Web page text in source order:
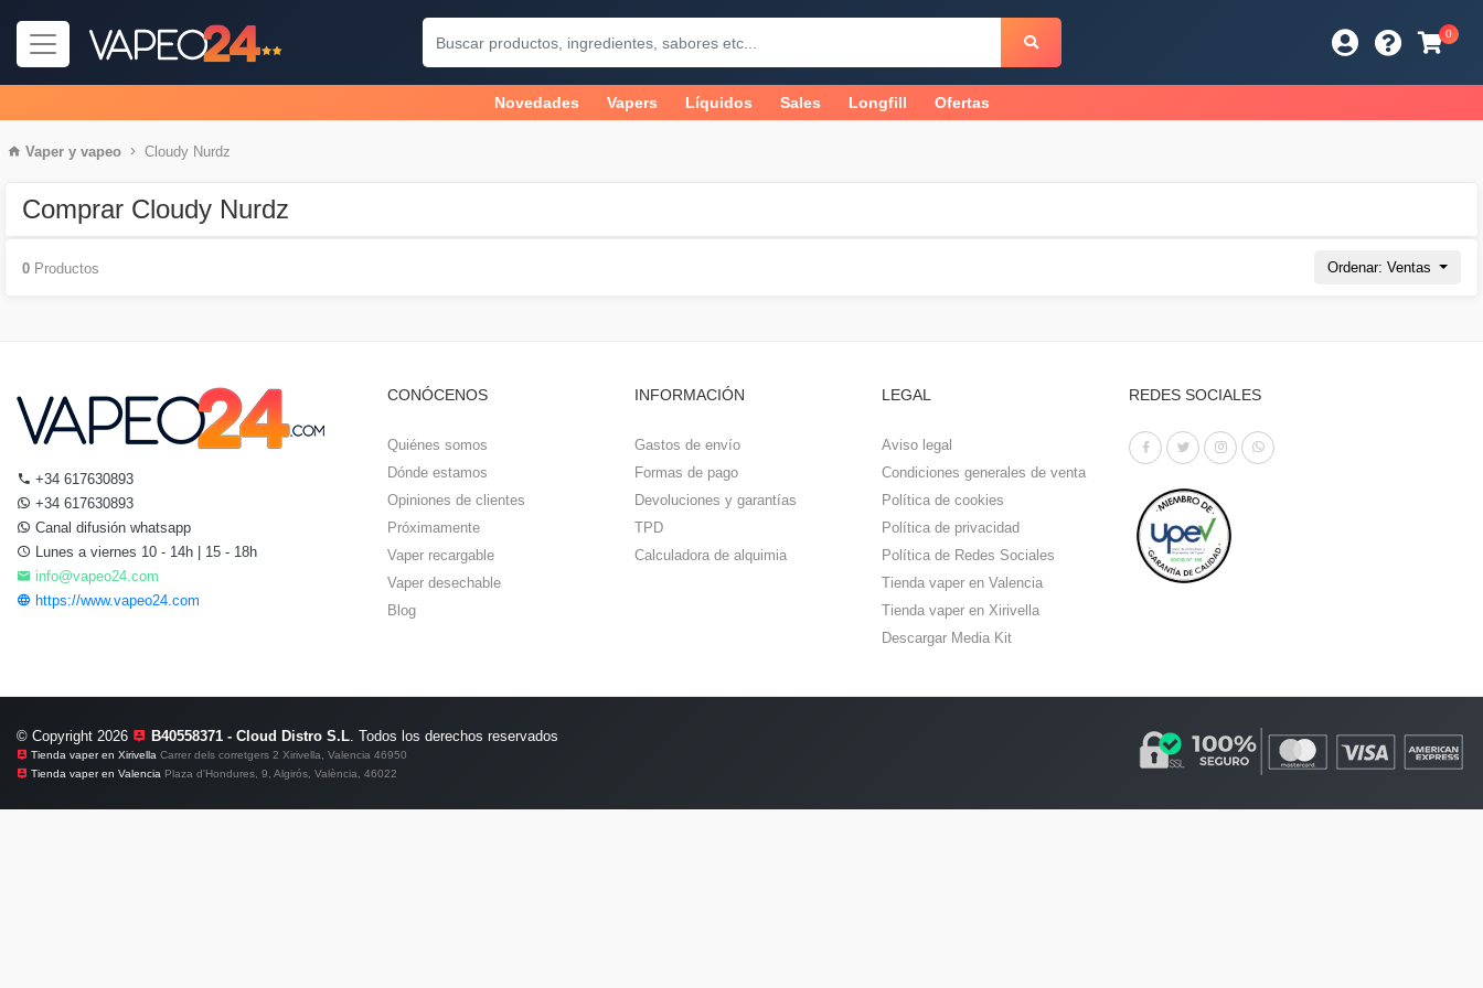
0
Novedades Vapers Líquidos Sales Longfill Ofertas
Vaper y vapeo Cloudy Nurdz
Comprar Cloudy Nurdz
Ordenar: Ventas
0 Productos
+34 617630893
+34 617630893
Canal difusión whatsapp
Lunes a viernes 10 - 14h | 15 - 18h
info@vapeo24.com
https://www.vapeo24.com
CONÓCENOS
Quiénes somos
Dónde estamos
Opiniones de clientes
Próximamente
Vaper recargable
Vaper desechable
Blog
INFORMACIÓN
Gastos de envío
Formas de pago
Devoluciones y garantías
TPD
Calculadora de alquimia
LEGAL
Aviso legal
Condiciones generales de venta
Política de cookies
Política de privacidad
Política de Redes Sociales
Tienda vaper en Valencia
Tienda vaper en Xirivella
Descargar Media Kit
REDES SOCIALES
© Copyright 2026 B40558371 - Cloud Distro S.L. Todos los derechos reservados
Tienda vaper en Xirivella Carrer dels corretgers 2 Xirivella, Valencia 46950
Tienda vaper en Valencia Plaza d'Hondures, 9, Algirós, València, 46022